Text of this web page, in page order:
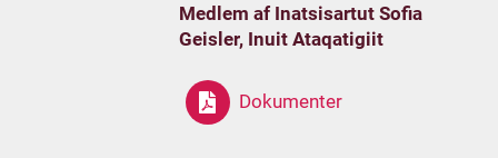
Medlem af Inatsisartut Sofia
Geisler, Inuit Ataqatigiit
Dokumenter